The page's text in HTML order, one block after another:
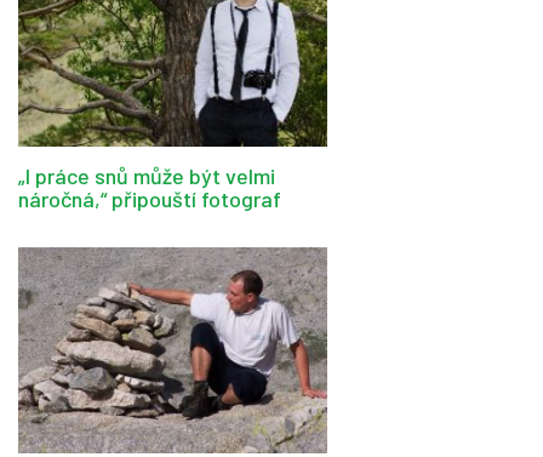
„I práce snů může být velmi
náročná,“ připouští fotograf